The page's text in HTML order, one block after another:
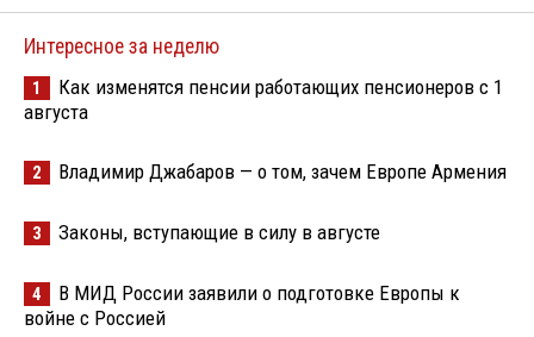
Интересное за неделю
1
Как изменятся пенсии работающих пенсионеров с 1
августа
2 Владимир Джабаров — о том, зачем Европе Армения
3 Законы, вступающие в силу в августе
4
В МИД России заявили о подготовке Европы к
войне с Россией